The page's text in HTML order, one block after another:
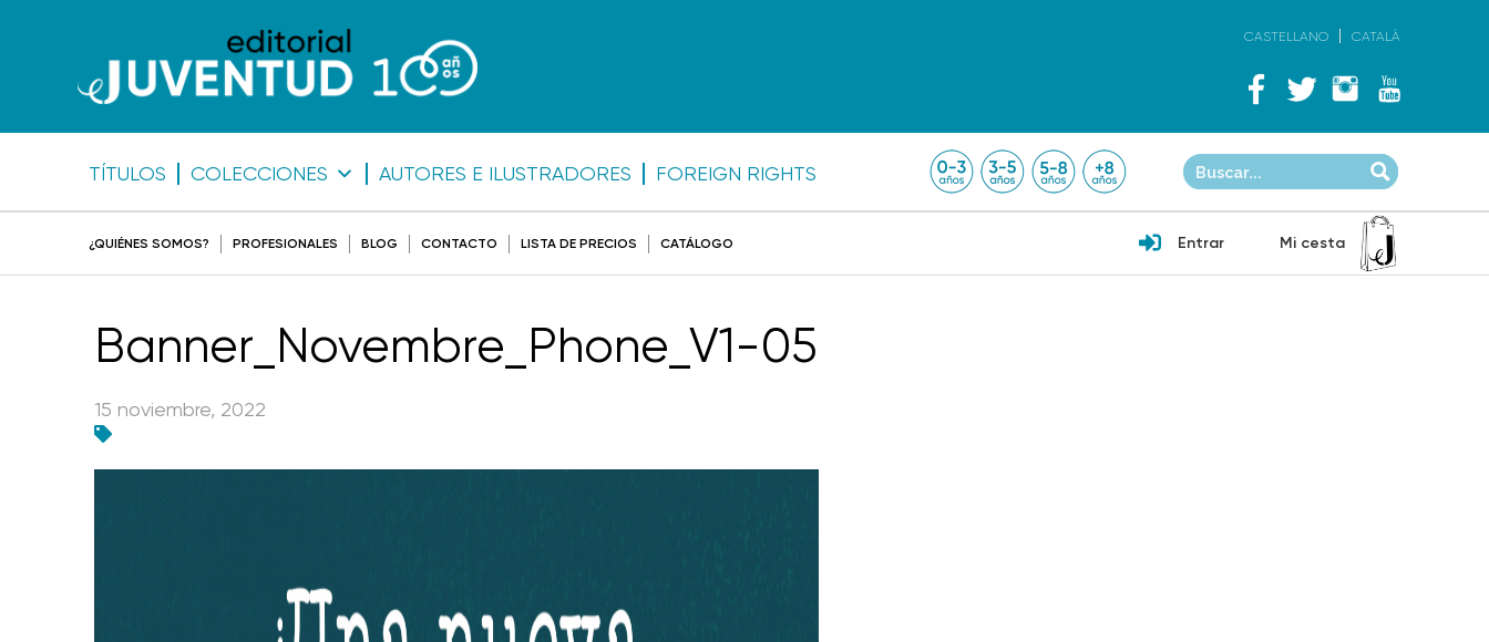
CASTELLANO CATALÀ
TÍTULOS COLECCIONES AUTORES E ILUSTRADORES FOREIGN RIGHTS
¿QUIÉNES SOMOS? PROFESIONALES BLOG CONTACTO LISTA DE PRECIOS CATÁLOGO Entrar Mi cesta
Banner_Novembre_Phone_V1-05
15 noviembre, 2022